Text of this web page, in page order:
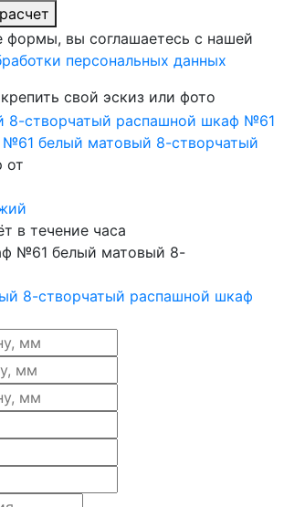
формы, вы соглашаетесь с нашей
персональных данных
свой эскиз или фото
белый матовый 8-створчатый
от
в течение часа
№61 белый матовый 8-